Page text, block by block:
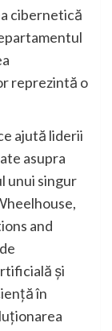
cibernetică
reprezintă o
ajută liderii
asupra
unui singur
and
și
în